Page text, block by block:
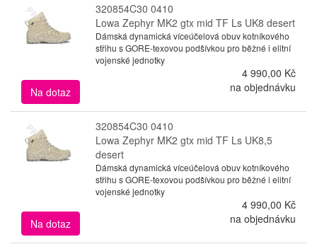
320854C30 0410
Lowa Zephyr MK2 gtx mid TF Ls UK8 desert
Dámská dynamická víceúčelová obuv kotníkového
střihu s GORE-texovou podšívkou pro běžné i elitní
vojenské jednotky
4 990,00 Kč
Na dotaz
na objednávku
320854C30 0410
Lowa Zephyr MK2 gtx mid TF Ls UK8,5
desert
Dámská dynamická víceúčelová obuv kotníkového
střihu s GORE-texovou podšívkou pro běžné i elitní
vojenské jednotky
4 990,00 Kč
Na dotaz
na objednávku